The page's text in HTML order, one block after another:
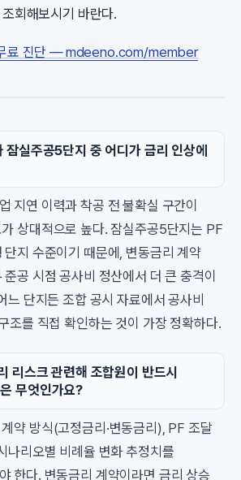
회해보시기 바란다.
료 진단 — mdeeno.com/member
잠실주공5단지 중 어디가 금리 인상에
지연 이력과 착공 전 불확실 구간이
상대적으로 높다. 잠실주공5단지는 PF
단지 수준이기 때문에, 변동금리 계약
공 시점 공사비 정산에서 더 큰 충격이
느 단지든 조합 공시 자료에서 공사비
조를 직접 확인하는 것이 가장 정확하다.
리스크 관련해 조합원이 반드시
무엇인가요?
약 방식(고정금리·변동금리), PF 조달
나리오별 비례율 변화 추정치를
한다. 변동금리 계약이라면 금리 상승